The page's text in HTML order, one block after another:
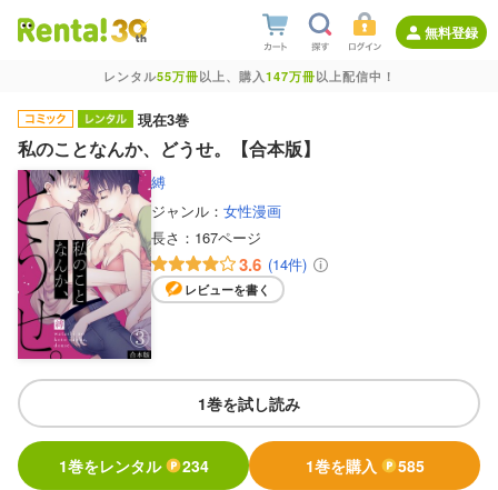
無料登録
レンタル55万冊以上、購入147万冊以上配信中！
現在3巻
私のことなんか、どうせ。【合本版】
縛
ジャンル： 女性漫画
長さ： 167ページ
3.6 (14件)
レビューを書く
1巻を試し読み
1巻をレンタル 234 1巻を購入 585